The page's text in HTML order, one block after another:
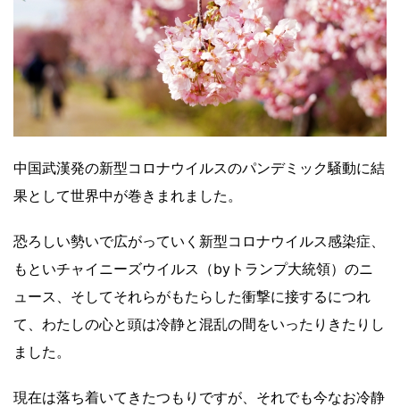
中国武漢発の新型コロナウイルスのパンデミック騒動に結
果として世界中が巻きまれました。
恐ろしい勢いで広がっていく新型コロナウイルス感染症、
もといチャイニーズウイルス（byトランプ大統領）のニ
ュース、そしてそれらがもたらした衝撃に接するにつれ
て、わたしの心と頭は冷静と混乱の間をいったりきたりし
ました。
現在は落ち着いてきたつもりですが、それでも今なお冷静